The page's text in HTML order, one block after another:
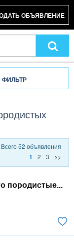
ОБЪЯВЛЕНИЕ
ФИЛЬТР
Всего 52 объявления
1
2 3 >>
породистые...